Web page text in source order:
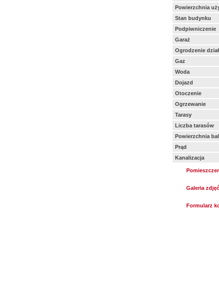
Powierzchnia
Stan budynku
Podpiwniczenie
Garaż
Ogrodzenie
Gaz
Woda
Dojazd
Otoczenie
Ogrzewanie
Tarasy
Liczba tarasów
Powierzchnia
Prąd
Kanalizacja
Galeria zdjęć
Formularz